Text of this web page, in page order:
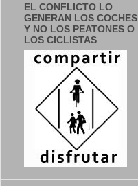
EL CONFLICTO LO
GENERAN LOS COCHES
Y NO LOS PEATONES O
LOS CICLISTAS